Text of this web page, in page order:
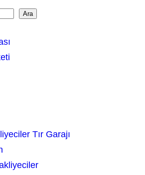
Ara
Tır Garajı